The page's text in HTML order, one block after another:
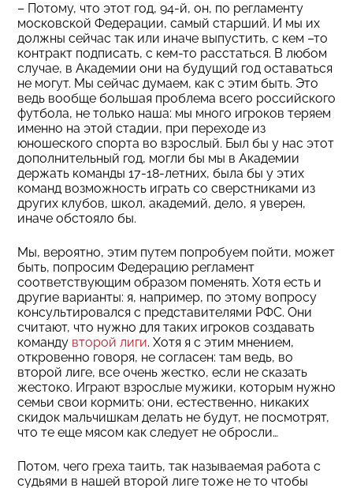
– Потому, что этот год, 94-й, он, по регламенту
московской Федерации, самый старший. И мы их
должны сейчас так или иначе выпустить, с кем –то
контракт подписать, с кем-то расстаться. В любом
случае, в Академии они на будущий год оставаться
не могут. Мы сейчас думаем, как с этим быть. Это
ведь вообще большая проблема всего российского
футбола, не только наша: мы много игроков теряем
именно на этой стадии, при переходе из
юношеского спорта во взрослый. Был бы у нас этот
дополнительный год, могли бы мы в Академии
держать команды 17-18-летних, была бы у этих
команд возможность играть со сверстниками из
других клубов, школ, академий, дело, я уверен,
иначе обстояло бы.
Мы, вероятно, этим путем попробуем пойти, может
быть, попросим Федерацию регламент
соответствующим образом поменять. Хотя есть и
другие варианты: я, например, по этому вопросу
консультировался с представителями РФС. Они
считают, что нужно для таких игроков создавать
команду второй лиги. Хотя я с этим мнением,
откровенно говоря, не согласен: там ведь, во
второй лиге, все очень жестко, если не сказать
жестоко. Играют взрослые мужики, которым нужно
семьи свои кормить: они, естественно, никаких
скидок мальчишкам делать не будут, не посмотрят,
что те еще мясом как следует не обросли…
Потом, чего греха таить, так называемая работа с
судьями в нашей второй лиге тоже не то чтобы